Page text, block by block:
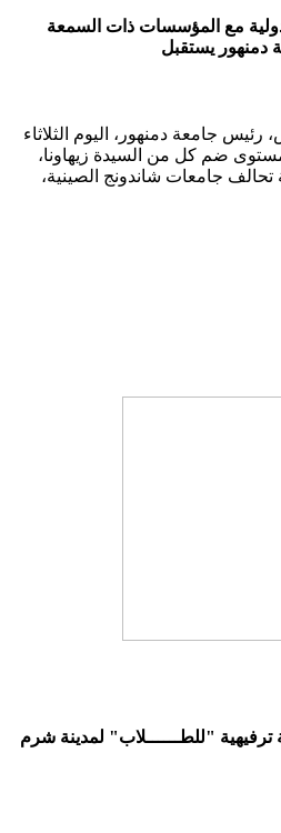
مع المؤسسات ذات السمعة
دمنهور يستقبل
رئيس جامعة دمنهور، اليوم الثلاثاء
رفيع المستوى ضم كل من السيدة زيهاونا،
تحالف جامعات شاندونج الصينية،
"للطــــــلاب" لمدينة شرم